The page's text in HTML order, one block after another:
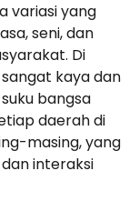
variasi yang
seni, dan
Di
kaya dan
bangsa
daerah di
masing, yang
interaksi